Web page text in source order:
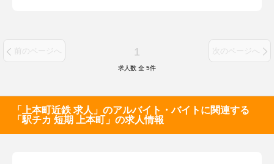
前のページへ 1 次のページへ
求人数 全 5件
「上本町近鉄 求人」のアルバイト・バイトに関連する
「駅チカ 短期 上本町」の求人情報